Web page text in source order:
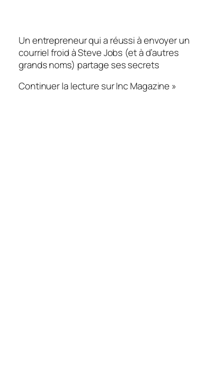
Un entrepreneur qui a réussi à envoyer un
courriel froid à Steve Jobs (et à d’autres
grands noms) partage ses secrets
Continuer la lecture sur Inc Magazine »